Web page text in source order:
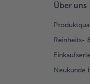
Über uns
Reinheits-
Neukunde